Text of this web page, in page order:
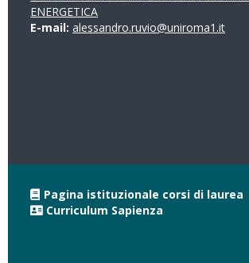
ENERGETICA
E-mail: alessandro.ruvio@uniroma1.it
Pagina istituzionale corsi di laurea
Curriculum Sapienza